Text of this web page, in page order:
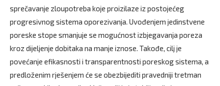
sprečavanje zloupotreba koje proizilaze iz postojećeg
progresivnog sistema oporezivanja. Uvođenjem jedinstvene
poreske stope smanjuje se mogućnost izbjegavanja poreza
kroz dijeljenje dobitaka na manje iznose. Takođe, cilj je
povećanje efikasnosti i transparentnosti poreskog sistema, a
predloženim rješenjem će se obezbijediti pravedniji tretman